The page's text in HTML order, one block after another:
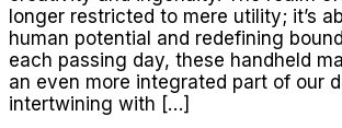
longer restricted to mere utility; it’s
human potential and redefining
each passing day, these handheld
an even more integrated part of our
intertwining with […]